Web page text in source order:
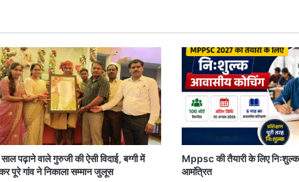
पढ़ाने वाले गुरुजी की ऐसी विदाई, बग्गी में
पूरे गांव ने निकाला सम्मान जुलूस
Mppsc की तैयारी के लिए
आमंत्रित